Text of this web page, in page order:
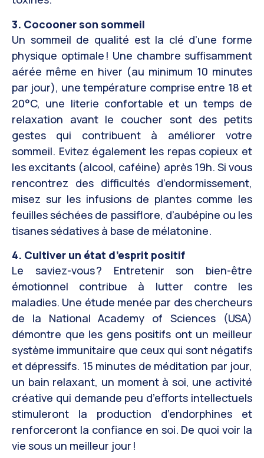
3. Cocooner son sommeil
Un sommeil de qualité est la clé d’une forme
physique optimale ! Une chambre suffisamment
aérée même en hiver (au minimum 10 minutes
par jour), une température comprise entre 18 et
20°C, une literie confortable et un temps de
relaxation avant le coucher sont des petits
gestes qui contribuent à améliorer votre
sommeil. Evitez également les repas copieux et
les excitants (alcool, caféine) après 19h. Si vous
rencontrez des difficultés d’endormissement,
misez sur les infusions de plantes comme les
feuilles séchées de passiflore, d’aubépine ou les
tisanes sédatives à base de mélatonine.
4. Cultiver un état d’esprit positif
Le saviez-vous ? Entretenir son bien-être
émotionnel contribue à lutter contre les
maladies. Une étude menée par des chercheurs
de la National Academy of Sciences (USA)
démontre que les gens positifs ont un meilleur
système immunitaire que ceux qui sont négatifs
et dépressifs. 15 minutes de méditation par jour,
un bain relaxant, un moment à soi, une activité
créative qui demande peu d’efforts intellectuels
stimuleront la production d’endorphines et
renforceront la confiance en soi. De quoi voir la
vie sous un meilleur jour !